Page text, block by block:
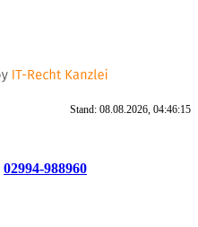
Stand: 08.08.2026, 04:46:15
02994-988960